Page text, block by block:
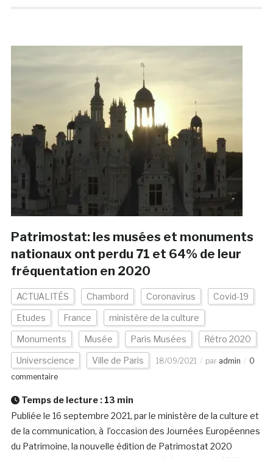
Patrimostat: les musées et monuments
nationaux ont perdu 71 et 64% de leur
fréquentation en 2020
ACTUALITÉS Chambord Coronavirus Covid-19
Etudes France ministère de la culture
Monuments Musée Paris Musées Rétro 2020
Universcience Ville de Paris 18/09/2021 par admin
0
commentaire
Temps de lecture : 13 min
Publiée le 16 septembre 2021, par le ministère de la culture et
de la communication, à l’occasion des Journées Européennes
du Patrimoine, la nouvelle édition de Patrimostat 2020